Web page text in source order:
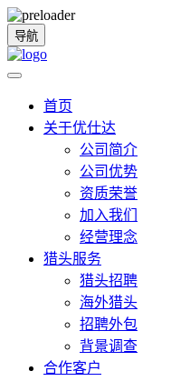
导航
首页
关于优仕达
公司简介
公司优势
资质荣誉
加入我们
经营理念
猎头服务
猎头招聘
海外猎头
招聘外包
背景调查
合作客户